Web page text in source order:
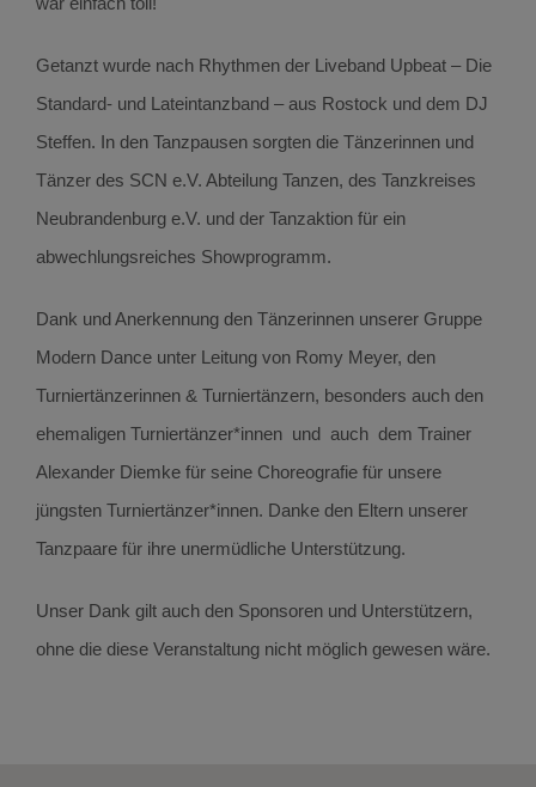
Getanzt wurde nach Rhythmen der Liveband Upbeat – Die
Standard- und Lateintanzband – aus Rostock und dem DJ
Steffen. In den Tanzpausen sorgten die Tänzerinnen und
Tänzer des SCN e.V. Abteilung Tanzen, des Tanzkreises
Neubrandenburg e.V. und der Tanzaktion für ein
abwechlungsreiches Showprogramm.
Dank und Anerkennung den Tänzerinnen unserer Gruppe
Modern Dance unter Leitung von Romy Meyer, den
Turniertänzerinnen & Turniertänzern, besonders auch den
ehemaligen Turniertänzer*innen und auch dem Trainer
Alexander Diemke für seine Choreografie für unsere
jüngsten Turniertänzer*innen. Danke den Eltern unserer
Tanzpaare für ihre unermüdliche Unterstützung.
Unser Dank gilt auch den Sponsoren und Unterstützern,
ohne die diese Veranstaltung nicht möglich gewesen wäre.